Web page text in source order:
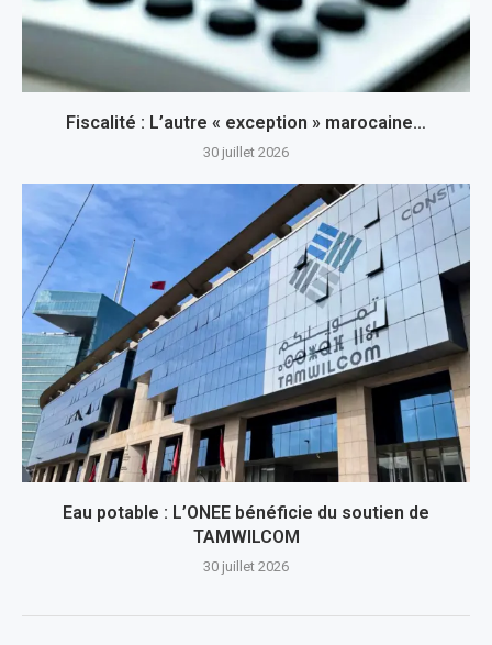
Fiscalité : L’autre « exception » marocaine…
30 juillet 2026
Eau potable : L’ONEE bénéficie du soutien de
TAMWILCOM
30 juillet 2026